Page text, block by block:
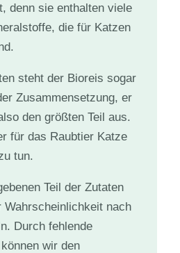
denn sie enthalten viele
die für Katzen
steht der Bioreis sogar
Zusammensetzung, er
den größten Teil aus.
für das Raubtier Katze
tun.
Teil der Zutaten
nach
Durch fehlende
wir den